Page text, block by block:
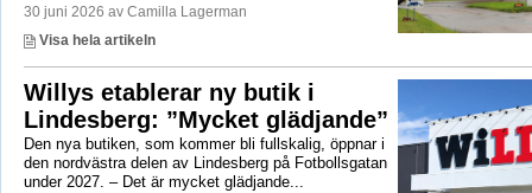
30 juni 2026 av Camilla Lagerman
Visa hela artikeln
Willys etablerar ny butik i
Lindesberg: ”Mycket glädjande”
Den nya butiken, som kommer bli fullskalig, öppnar i
den nordvästra delen av Lindesberg på Fotbollsgatan
under 2027. – Det är mycket glädjande...